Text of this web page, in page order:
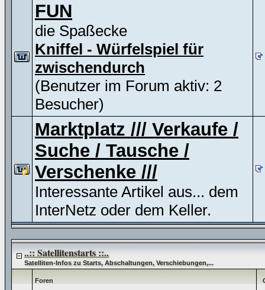
FUN
die Spaßecke
Kniffel - Würfelspiel für
zwischendurch
(Benutzer im Forum aktiv: 2
Besucher)
Marktplatz /// Verkaufe /
Suche / Tausche /
Verschenke ///
Interessante Artikel aus... dem
InterNetz oder dem Keller.
..:: Satellitenstarts ::..
Satelliten-Infos zu Starts, Abschaltungen, Verschiebungen,...
Foren